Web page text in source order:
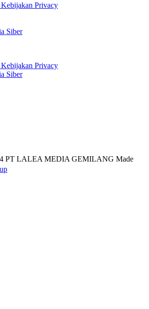
Privacy
Siber
Privacy
Siber
PT LALEA MEDIA GEMILANG Made